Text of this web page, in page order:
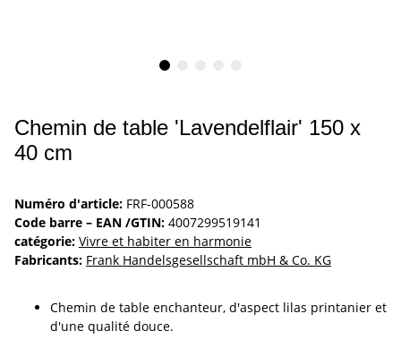
Chemin de table 'Lavendelflair' 150 x
40 cm
Numéro d'article: FRF-000588
Code barre – EAN /GTIN: 4007299519141
catégorie: Vivre et habiter en harmonie
Fabricants: Frank Handelsgesellschaft mbH & Co. KG
Chemin de table enchanteur, d'aspect lilas printanier et
d'une qualité douce.